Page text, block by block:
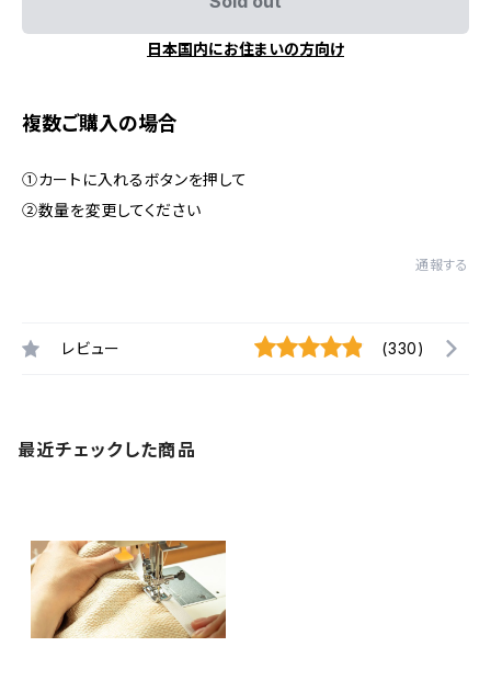
日本国内にお住まいの方向け
複数ご購入の場合
①カートに入れるボタンを押して
②数量を変更してください
通報する
レビュー (330)
最近チェックした商品